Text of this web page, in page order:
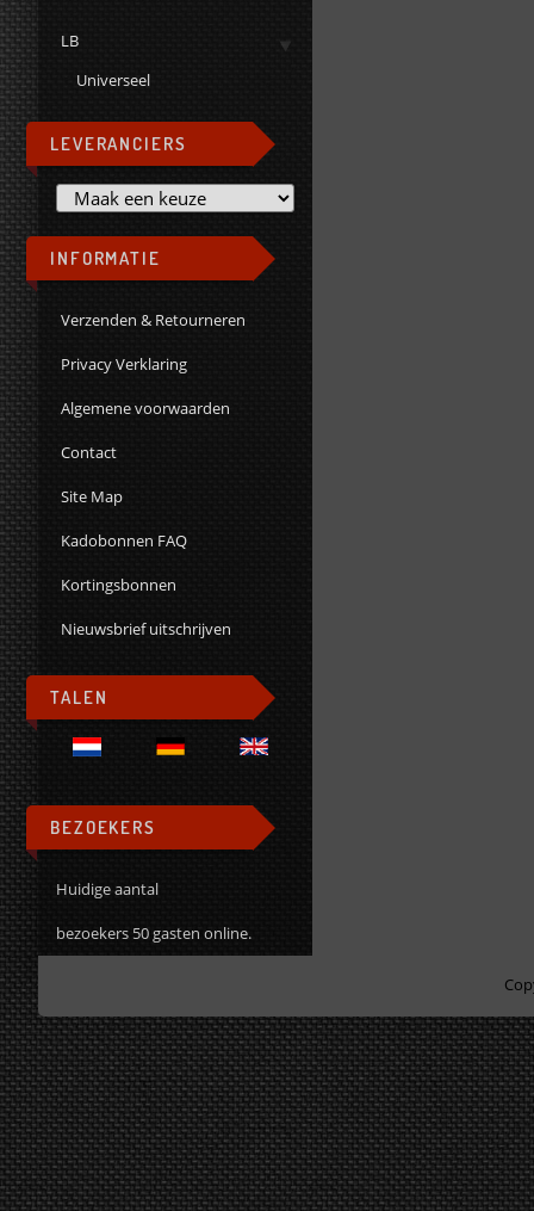
LB
Universeel
LEVERANCIERS
INFORMATIE
Verzenden & Retourneren
Privacy Verklaring
Algemene voorwaarden
Contact
Site Map
Kadobonnen FAQ
Kortingsbonnen
Nieuwsbrief uitschrijven
TALEN
BEZOEKERS
Huidige aantal
bezoekers 50 gasten online.